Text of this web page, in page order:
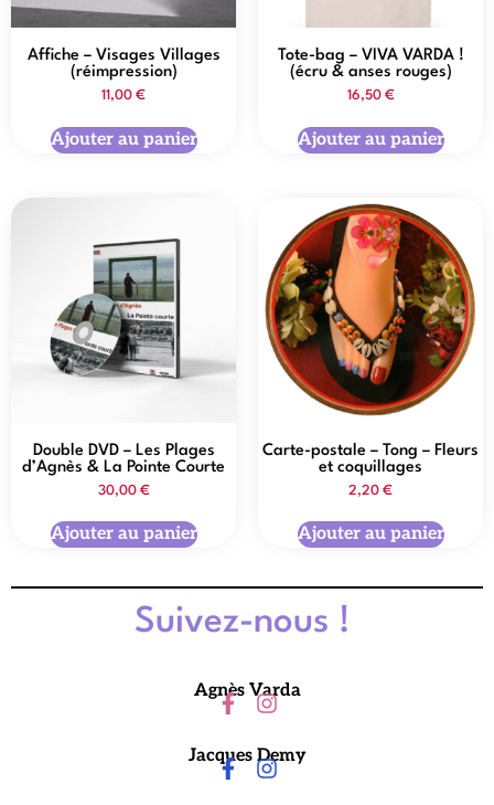
Affiche – Visages Villages
(réimpression)
11,00 €
Ajouter au panier
Tote-bag – VIVA VARDA !
(écru & anses rouges)
16,50 €
Ajouter au panier
Double DVD – Les Plages
d’Agnès & La Pointe Courte
30,00 €
Ajouter au panier
Carte-postale – Tong – Fleurs
et coquillages
2,20 €
Ajouter au panier
Suivez-nous !
Agnès Varda
Jacques Demy